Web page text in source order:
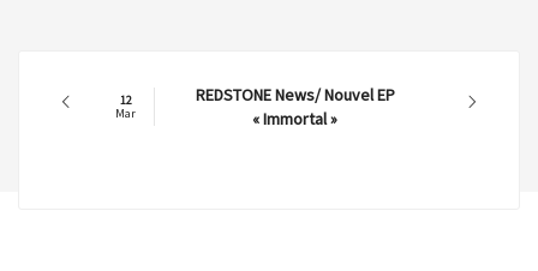
12
Mar
REDSTONE News/ Nouvel EP
« Immortal »